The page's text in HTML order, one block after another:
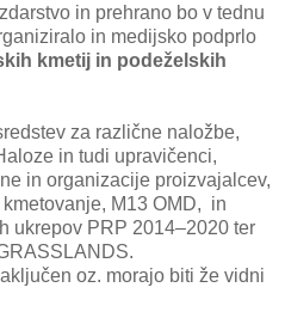
in prehrano bo v tednu
in medijsko podprlo
kmetij in podeželskih
za različne naložbe,
in tudi upravičenci,
in organizacije proizvajalcev,
M13 OMD, in
ukrepov PRP 2014–2020 ter
oz. morajo biti že vidni